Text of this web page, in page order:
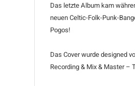
Das letzte Album kam
neuen Celtic-Folk-Punk-
Pogos!
Das Cover wurde designed
Recording & Mix & Master